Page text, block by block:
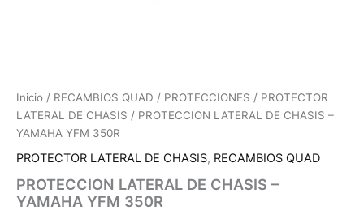
Inicio / RECAMBIOS QUAD / PROTECCIONES / PROTECTOR
LATERAL DE CHASIS / PROTECCION LATERAL DE CHASIS –
YAMAHA YFM 350R
PROTECTOR LATERAL DE CHASIS, RECAMBIOS QUAD
PROTECCION LATERAL DE CHASIS –
YAMAHA YFM 350R